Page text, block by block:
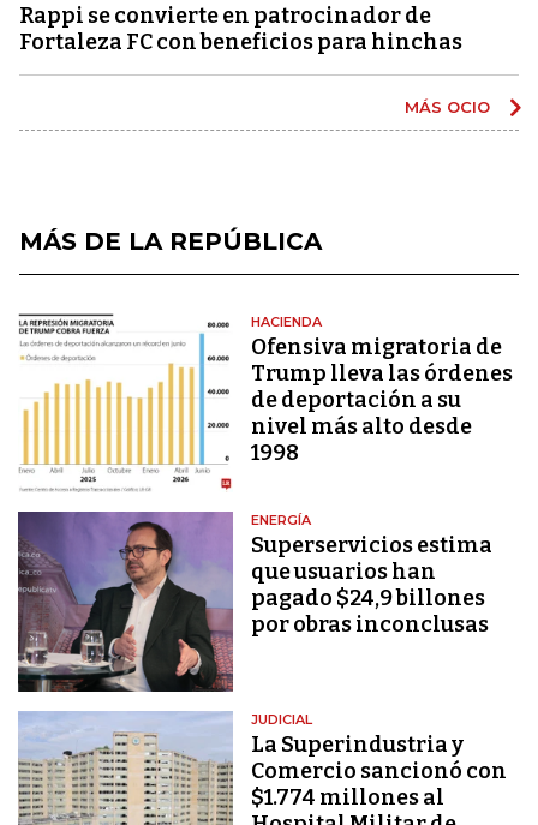
Rappi se convierte en patrocinador de
Fortaleza FC con beneficios para hinchas
MÁS OCIO
MÁS DE LA REPÚBLICA
HACIENDA
Ofensiva migratoria de
Trump lleva las órdenes
de deportación a su
nivel más alto desde
1998
ENERGÍA
Superservicios estima
que usuarios han
pagado $24,9 billones
por obras inconclusas
JUDICIAL
La Superindustria y
Comercio sancionó con
$1.774 millones al